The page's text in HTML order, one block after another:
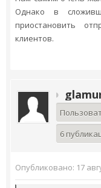
Однако в
приостановить
клиентов.
6
Опубликовано: 17